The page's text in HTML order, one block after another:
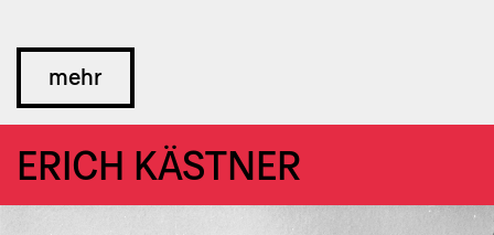
mehr
ERICH KÄST­NER